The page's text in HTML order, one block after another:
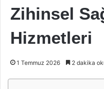
Zihinsel
Hizmetleri
1 Temmuz 2026 2 dakika